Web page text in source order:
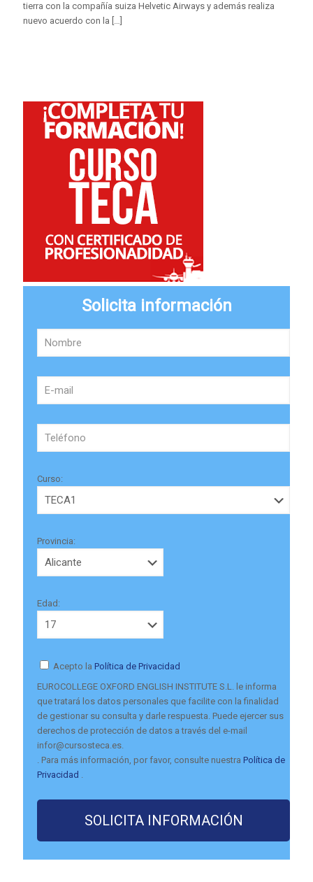
tierra con la compañía suiza Helvetic Airways y además realiza
nuevo acuerdo con la […]
Solicita información
Curso:
Provincia:
Edad:
Acepto la Política de Privacidad
EUROCOLLEGE OXFORD ENGLISH INSTITUTE S.L. le informa
que tratará los datos personales que facilite con la finalidad
de gestionar su consulta y darle respuesta. Puede ejercer sus
derechos de protección de datos a través del e-mail
infor@cursosteca.es.
. Para más información, por favor, consulte nuestra Política de
Privacidad .